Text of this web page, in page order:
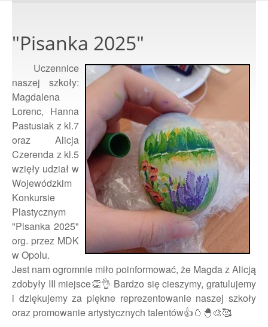
"Pisanka 2025"
Uczennice
naszej szkoły:
Magdalena
Lorenc, Hanna
Pastusiak z kl.7
oraz Alicja
Czerenda z kl.5
wzięły udział w
Wojewódzkim
Konkursie
Plastycznym
"Pisanka 2025"
org. przez MDK
w Opolu.
Jest nam ogromnie miło poinformować, że Magda z Alicją
zdobyły III miejsce👏👌 Bardzo się cieszymy, gratulujemy
i dziękujemy za piękne reprezentowanie naszej szkoły
oraz promowanie artystycznych talentów👍🥚🐣🎨🥰